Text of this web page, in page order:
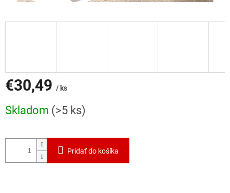
€30,49 / ks
cena:
Skladom (>5 ks)
Pridať do košíka